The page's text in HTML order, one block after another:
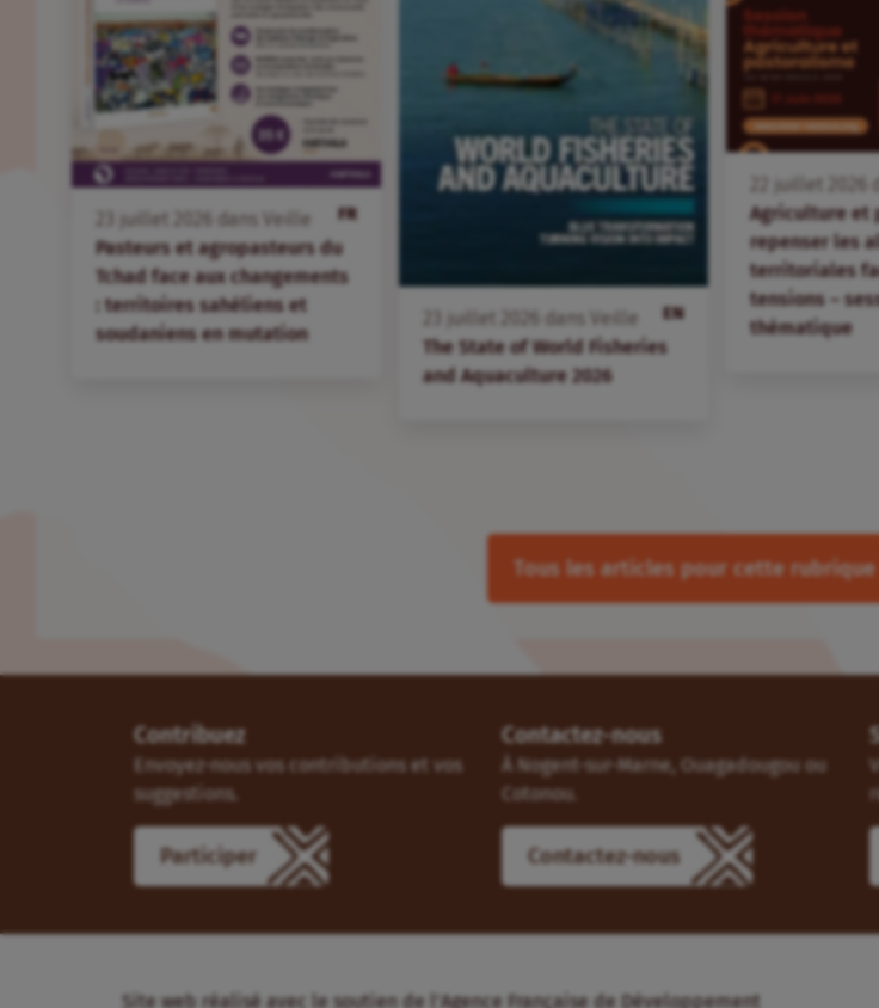
EN
juillet dans
Veille
The State of World Fisheries
and Aquaculture 2026
FR
juillet dans Veille
Pasteurs et agropasteurs du
Tchad face aux changements
: territoires sahéliens et
soudaniens en mutation
juillet
Agriculture et
repenser les
territoriales
tensions –
thématique
Tous les articles pour cette rubrique
Contribuez
Envoyez-nous vos contributions et vos
suggestions.
Participer
Contactez-nous
À Nogent-sur-Marne, Ouagadougou ou
Cotonou.
Contactez-nous
Site web réalisé avec le soutien de l’Agence Française de Développement